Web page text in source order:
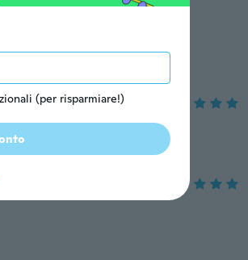
(per risparmiare!)